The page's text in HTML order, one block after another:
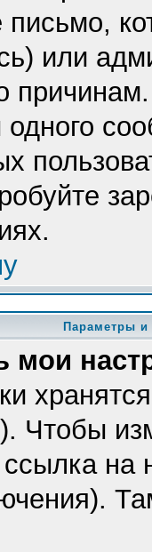
письмо,
или
Параметры и
мои
Чтобы
на